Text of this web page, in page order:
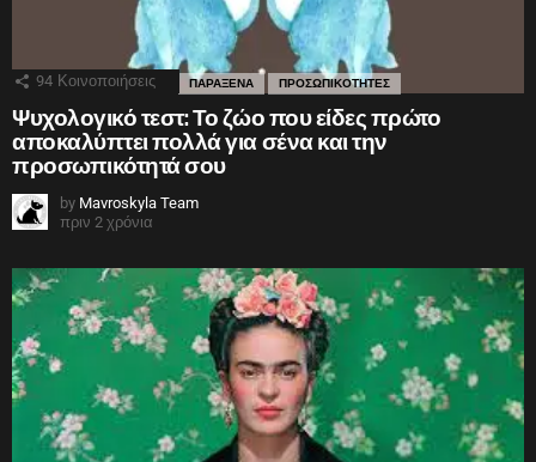
94 Κοινοποιήσεις ΠΑΡΑΞΕΝΑ ΠΡΟΣΩΠΙΚΟΤΗΤΕΣ
Ψυχολογικό τεστ: Το ζώο που είδες πρώτο
αποκαλύπτει πολλά για σένα και την
προσωπικότητά σου
by Mavroskyla Team
πριν 2 χρόνια